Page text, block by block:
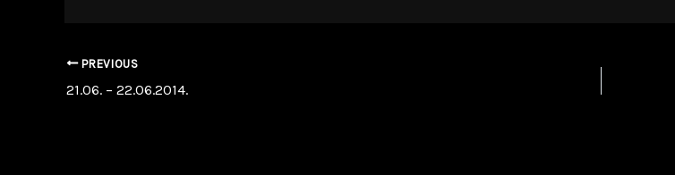
PREVIOUS
21.06. – 22.06.2014.